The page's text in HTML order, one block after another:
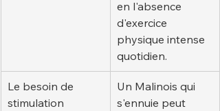
en l'absence
d'exercice
physique intense
quotidien.
Le besoin de
stimulation
Un Malinois qui
s'ennuie peut